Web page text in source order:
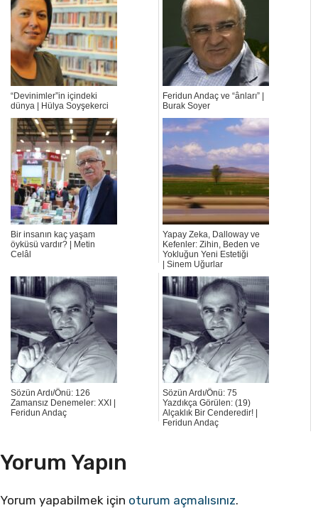
“Devinimler”in içindeki
dünya | Hülya Soyşekerci
Feridun Andaç ve “ânları” |
Burak Soyer
Bir insanın kaç yaşam
öyküsü vardır? | Metin
Celâl
Yapay Zeka, Dalloway ve
Kefenler: Zihin, Beden ve
Yokluğun Yeni Estetiği
| Sinem Uğurlar
Sözün Ardı/Önü: 126
Zamansız Denemeler: XXI |
Feridun Andaç
Sözün Ardı/Önü: 75
Yazdıkça Görülen: (19)
Alçaklık Bir Cenderedir! |
Feridun Andaç
Yorum Yapın
Yorum yapabilmek için oturum açmalısınız.